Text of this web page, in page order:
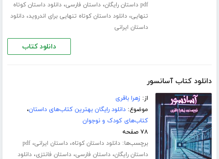
pdf داستان رایگان ،داستان فارسی،دانلود داستان کوتاه
تنهایی،دانلود داستان کوتاه تنهایی برای اندروید،دانلود
داستان ایرانی
دانلود کتاب
دانلود کتاب آسانسور
از:زهرا باقری
موضوع:دانلود رایگان بهترین کتاب‌های داستان،
کتاب‌های کودک و نوجوان
۷۸ صفحه
برچسب‌ها:دانلود داستان کوتاه،داستان ایرانی،pdf
داستان رایگان،داستان فارسی،داستان فانتزی،دانلود